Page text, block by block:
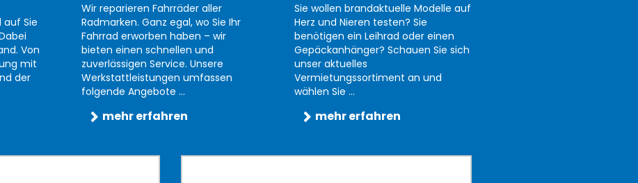
auf Sie
Von
mit
der
Wir reparieren Fahrräder aller
Radmarken. Ganz egal, wo Sie Ihr
Fahrrad erworben haben – wir
bieten einen schnellen und
zuverlässigen Service. Unsere
Werkstattleistungen umfassen
folgende Angebote ...
mehr erfahren
Sie wollen brandaktuelle Modelle auf
Herz und Nieren testen? Sie
benötigen ein Leihrad oder einen
Gepäckanhänger? Schauen Sie sich
unser aktuelles
Vermietungssortiment an und
wählen Sie ...
mehr erfahren